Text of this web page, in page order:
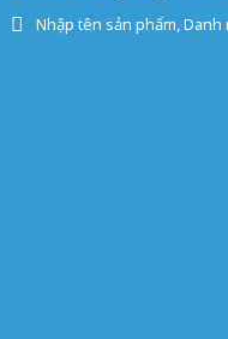
Nhập tên sản phẩm, Danh